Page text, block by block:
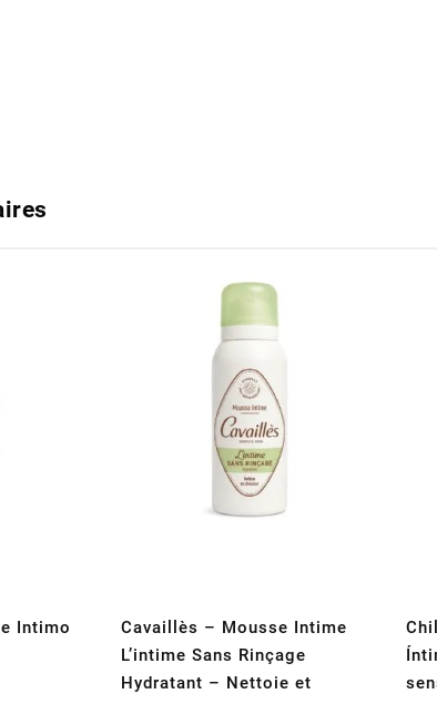
Intimo
Cavaillès – Mousse Intime
L’intime Sans Rinçage
Hydratant – Nettoie et